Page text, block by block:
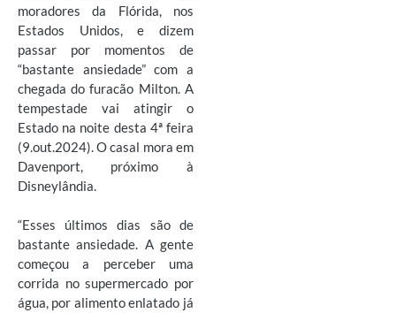
moradores da Flórida, nos
Estados Unidos, e dizem
passar por momentos de
“bastante ansiedade” com a
chegada do furacão Milton. A
tempestade vai atingir o
Estado na noite desta 4ª feira
(9.out.2024). O casal mora em
Davenport, próximo à
Disneylândia.
“Esses últimos dias são de
bastante ansiedade. A gente
começou a perceber uma
corrida no supermercado por
água, por alimento enlatado já